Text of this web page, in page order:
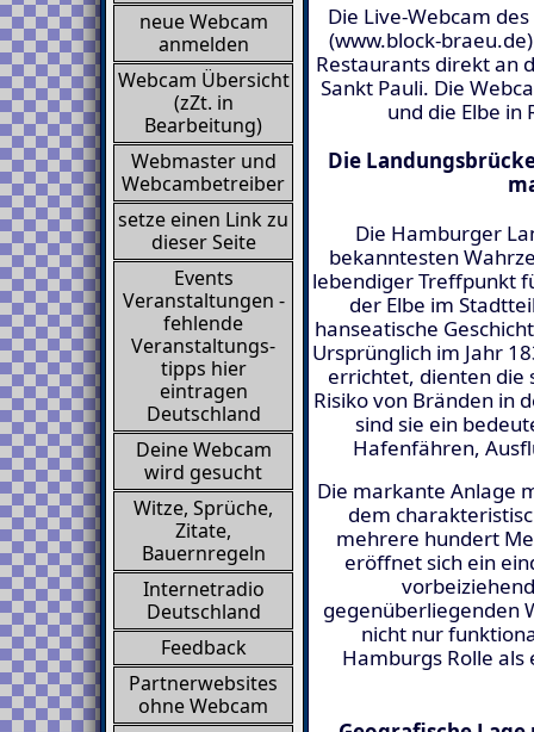
neue Webcam
anmelden
Webcam Übersicht
(zZt. in
Bearbeitung)
Webmaster und
Webcambetreiber
setze einen Link zu
dieser Seite
Events
Veranstaltungen -
fehlende
Veranstaltungs-
tipps hier
eintragen
Deutschland
Deine Webcam
wird gesucht
Witze, Sprüche,
Zitate,
Bauernregeln
Internetradio
Deutschland
Feedback
Partnerwebsites
ohne Webcam
Die Live-Webcam
(www.block-
Restaurants direkt an
Sankt Pauli. Die
und die Elbe
Die
Die Hamburger
bekanntesten
lebendiger Treffpunkt
der Elbe im
hanseatische
Ursprünglich im Jahr
errichtet, dienten die
Risiko von Bränden in
sind sie ein
Hafenfähren,
Die markante Anlage
dem
mehrere hundert
eröffnet sich ein
gegenüberliegenden
nicht nur
Hamburgs Rolle